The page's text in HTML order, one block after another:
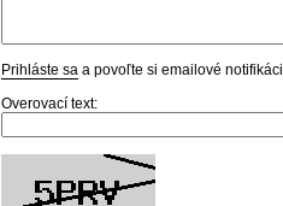
Prihláste sa a povoľte si emailové
Overovací text: